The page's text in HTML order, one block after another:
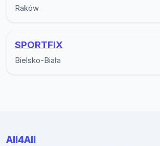
Raków
SPORTFIX
Bielsko-Biała
All4All